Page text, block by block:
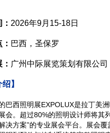
2026年9月15-18日
巴西，圣保罗
广州中际展览策划有限公司
】
巴西照明展EXPOLUX是拉丁美
会。超过80%的照明设计师将其
决方案”的专业展会平台。展会